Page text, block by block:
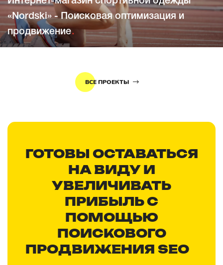
«Nordski» - Поисковая оптимизация и
продвижение
ВСЕ ПРОЕКТЫ
ГОТОВЫ ОСТАВАТЬСЯ
НА ВИДУ И
УВЕЛИЧИВАТЬ
ПРИБЫЛЬ С
ПОМОЩЬЮ
ПОИСКОВОГО
ПРОДВИЖЕНИЯ SEO?